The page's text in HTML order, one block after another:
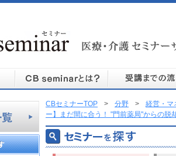
CBセミナーTOP > 分野 >
経営・マ
ー】まだ間に合う！ "門前薬局"からの脱